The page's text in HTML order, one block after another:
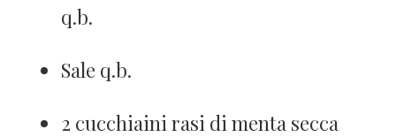
q.b.
Sale q.b.
2 cucchiaini rasi di menta secca